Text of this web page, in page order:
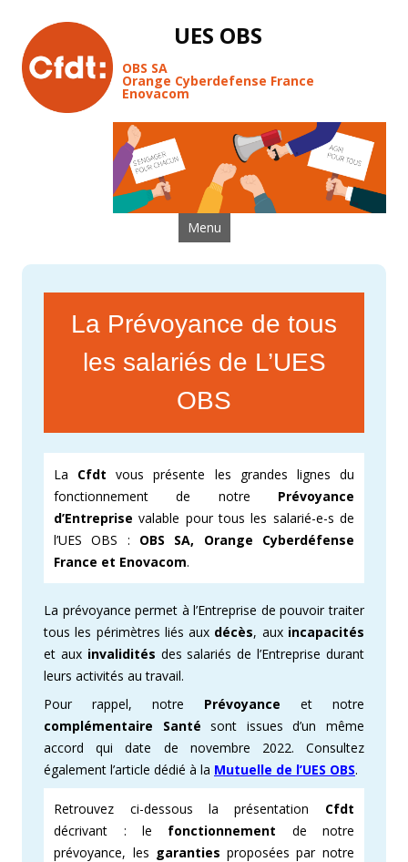
UES OBS
OBS SA
Orange Cyberdefense France
Enovacom
Menu Aller au contenu
La Prévoyance de tous
les salariés de L’UES
OBS
La Cfdtvous présente les grandes lignes du
fonctionnement de notre Prévoyance
d’Entreprise valable pour tous les salarié-e-s de
l’UES OBS : OBS SA, Orange Cyberdéfense
France et Enovacom.
La prévoyance permet à l’Entreprise de pouvoir traiter
tous les périmètres liés aux décès, aux incapacités
et aux invalidités des salariés de l’Entreprise durant
leurs activités au travail.
Pour rappel, notre Prévoyance et notre
complémentaire Santé sont issues d’un même
accord qui date de novembre 2022. Consultez
également l’article dédié à la Mutuelle de l’UES OBS.
Retrouvez ci-dessous la présentation Cfdt
décrivant : le fonctionnement de notre
prévoyance, les garantiesproposées par notre